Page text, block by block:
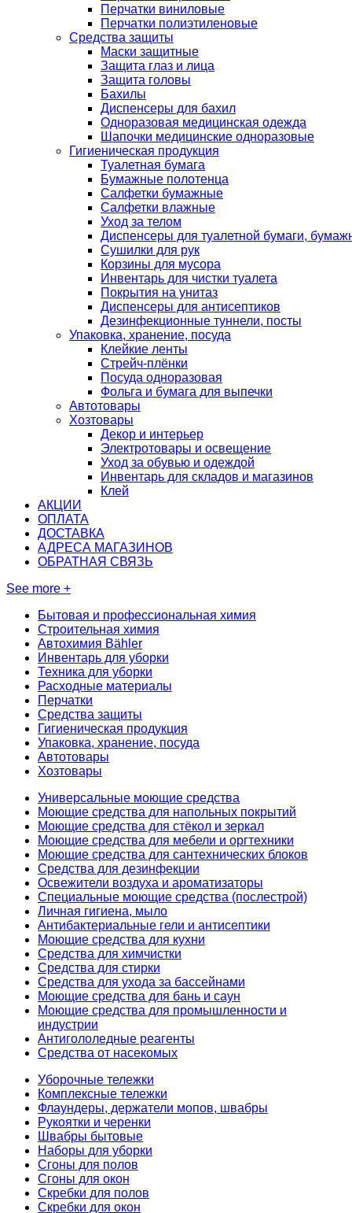
Перчатки виниловые
Перчатки полиэтиленовые
Средства защиты
Маски защитные
Защита глаз и лица
Защита головы
Бахилы
Диспенсеры для бахил
Одноразовая медицинская одежда
Шапочки медицинские одноразовые
Гигиеническая продукция
Туалетная бумага
Бумажные полотенца
Салфетки бумажные
Салфетки влажные
Уход за телом
Диспенсеры для туалетной бумаги,
Сушилки для рук
Корзины для мусора
Инвентарь для чистки туалета
Покрытия на унитаз
Диспенсеры для антисептиков
Дезинфекционные туннели, посты
Упаковка, хранение, посуда
Клейкие ленты
Стрейч-плёнки
Посуда одноразовая
Фольга и бумага для выпечки
Автотовары
Хозтовары
Декор и интерьер
Электротовары и освещение
Уход за обувью и одеждой
Инвентарь для складов и магазинов
Клей
АКЦИИ
ОПЛАТА
ДОСТАВКА
АДРЕСА МАГАЗИНОВ
ОБРАТНАЯ СВЯЗЬ
See more +
Бытовая и профессиональная химия
Строительная химия
Автохимия Bähler
Инвентарь для уборки
Техника для уборки
Расходные материалы
Перчатки
Средства защиты
Гигиеническая продукция
Упаковка, хранение, посуда
Автотовары
Хозтовары
Универсальные моющие средства
Моющие средства для напольных покрытий
Моющие средства для стёкол и зеркал
Моющие средства для мебели и оргтехники
Моющие средства для сантехнических блоков
Средства для дезинфекции
Освежители воздуха и ароматизаторы
Специальные моющие средства (послестрой)
Личная гигиена, мыло
Антибактериальные гели и антисептики
Моющие средства для кухни
Средства для химчистки
Средства для стирки
Средства для ухода за бассейнами
Моющие средства для бань и саун
Моющие средства для промышленности и
индустрии
Антигололедные реагенты
Средства от насекомых
Уборочные тележки
Комплексные тележки
Флаундеры, держатели мопов, швабры
Рукоятки и черенки
Швабры бытовые
Наборы для уборки
Сгоны для полов
Сгоны для окон
Скребки для полов
Скребки для окон